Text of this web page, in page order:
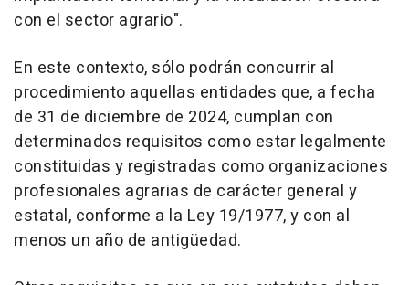
con el sector agrario".
En este contexto, sólo podrán concurrir al
procedimiento aquellas entidades que, a fecha
de 31 de diciembre de 2024, cumplan con
determinados requisitos como estar legalmente
constituidas y registradas como organizaciones
profesionales agrarias de carácter general y
estatal, conforme a la Ley 19/1977, y con al
menos un año de antigüedad.